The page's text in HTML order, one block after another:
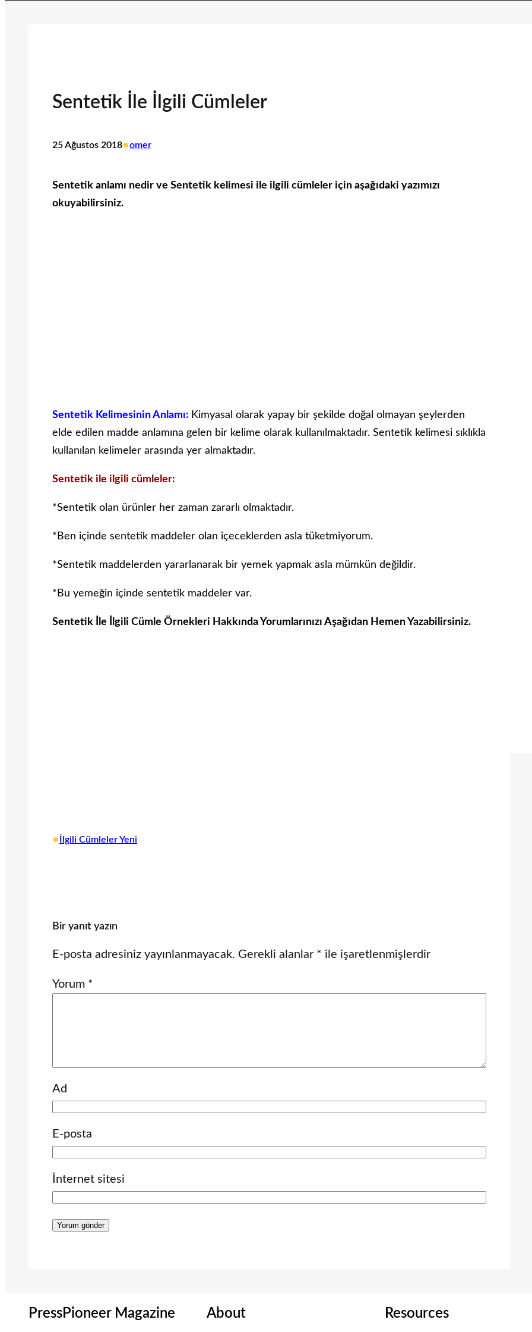
Sentetik İle İlgili Cümleler
25 Ağustos 2018•omer
Sentetik anlamı nedir ve Sentetik kelimesi ile ilgili cümleler için aşağıdaki yazımızı
okuyabilirsiniz.
Sentetik Kelimesinin Anlamı: Kimyasal olarak yapay bir şekilde doğal olmayan şeylerden
elde edilen madde anlamına gelen bir kelime olarak kullanılmaktadır. Sentetik kelimesi sıklıkla
kullanılan kelimeler arasında yer almaktadır.
Sentetik ile ilgili cümleler:
*Sentetik olan ürünler her zaman zararlı olmaktadır.
*Ben içinde sentetik maddeler olan içeceklerden asla tüketmiyorum.
*Sentetik maddelerden yararlanarak bir yemek yapmak asla mümkün değildir.
*Bu yemeğin içinde sentetik maddeler var.
Sentetik İle İlgili Cümle Örnekleri Hakkında Yorumlarınızı Aşağıdan Hemen Yazabilirsiniz.
• İlgili Cümleler Yeni
Bir yanıt yazın
E-posta adresiniz yayınlanmayacak. Gerekli alanlar * ile işaretlenmişlerdir
Yorum *
Ad
E-posta
İnternet sitesi
PressPioneer Magazine About Resources